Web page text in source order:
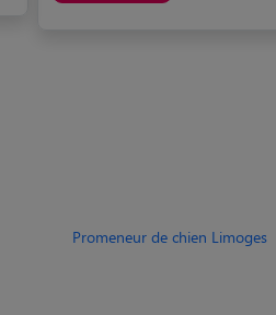
Promeneur de chien Limoges